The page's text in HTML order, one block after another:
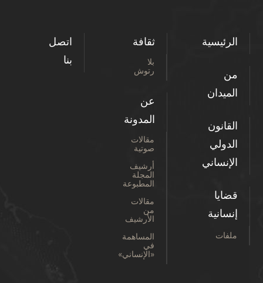
الرئيسية
من
الميدان
القانون
الدولي
الإنساني
قضايا
إنسانية
ملفات
ثقافة
بلا
رتوش
عن
المدونة
مقالات
صوتية
أرشيف
المجلة
المطبوعة
مقالات
من
الأرشيف
المساهمة
في
«الإنساني»
اتصل
بنا